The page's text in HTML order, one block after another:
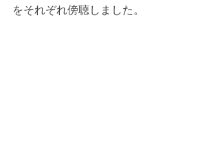
をそれぞれ傍聴しました。